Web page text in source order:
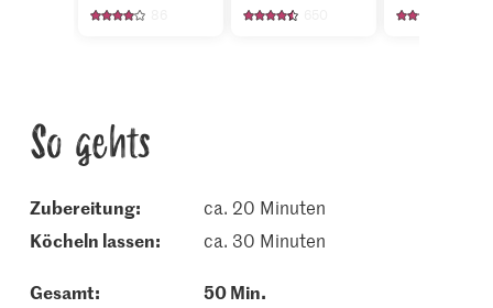
So gehts
Zubereitung:
ca. 20 Minuten
köcheln lassen:
ca. 30 Minuten
Gesamt: 50 Min.